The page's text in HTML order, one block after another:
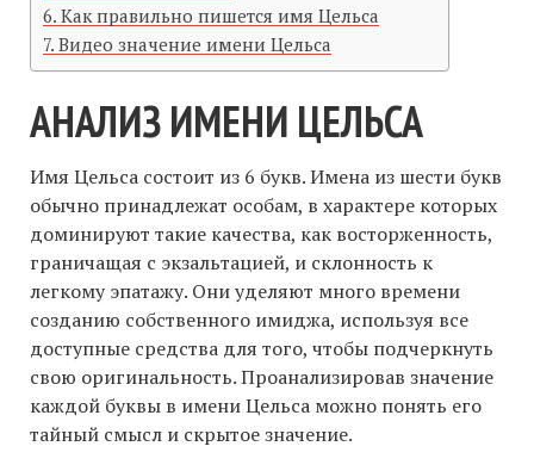
Как правильно пишется имя Цельса
Видео значение имени Цельса
АНАЛИЗ ИМЕНИ ЦЕЛЬСА
Имя Цельса состоит из 6 букв. Имена из шести букв
обычно принадлежат особам, в характере которых
доминируют такие качества, как восторженность,
граничащая с экзальтацией, и склонность к
легкому эпатажу. Они уделяют много времени
созданию собственного имиджа, используя все
доступные средства для того, чтобы подчеркнуть
свою оригинальность. Проанализировав значение
каждой буквы в имени Цельса можно понять его
тайный смысл и скрытое значение.